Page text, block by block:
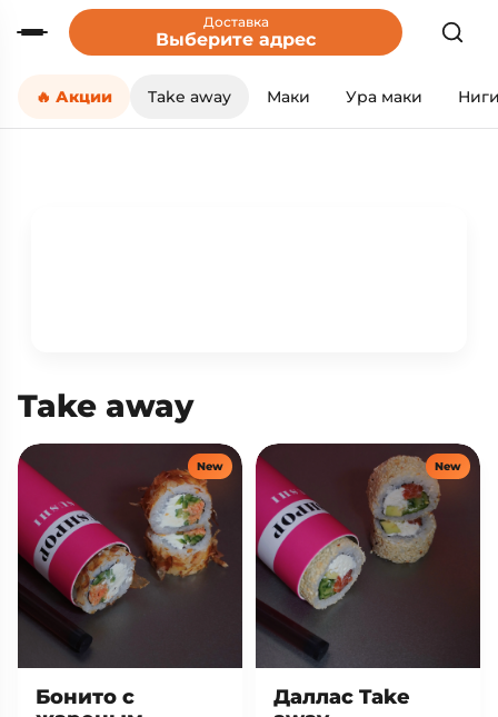
Доставка
Выберите адрес
🔥 Акции Take away Маки Ура маки
Take away
New
Бонито с
New
Даллас Take